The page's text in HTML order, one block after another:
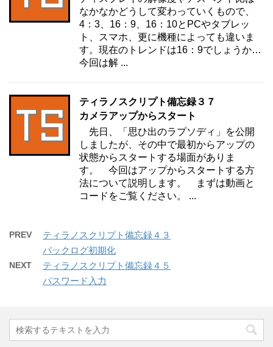
なかなかどうして変わっていくもので、
4：3、16：9、16：10とPCやタブレッ
ト、スマホ、更に機種によっても違いま
す。現在のトレンドは16：9でしょうか…
今回は解 ...
ティラノスクリプト備忘録３７
カメラアップからスタート
先日、「思ひ出のラプソディ」を公開
しましたが、その中で最初からアップの
状態からスタートする場面がありま
す。 今回はアップからスタートする方
法について説明します。 まずは動画と
コードをご覧ください。 ...
PREV
ティラノスクリプト備忘録４３
バックログ初期化
NEXT
ティラノスクリプト備忘録４５
パスワード入力